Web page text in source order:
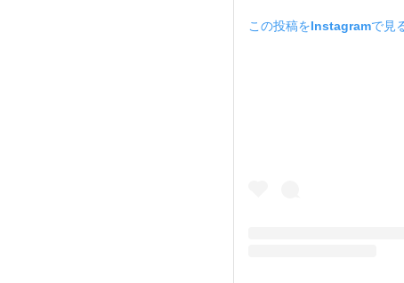
この投稿をInstagramで見